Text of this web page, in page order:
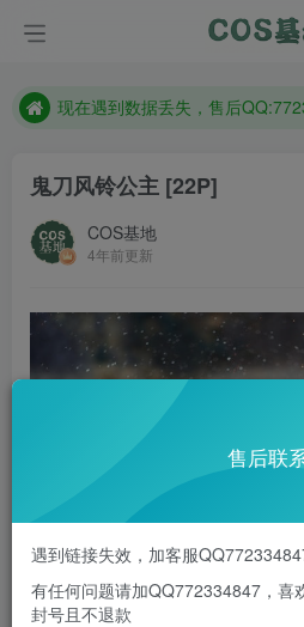
现在遇到数据丢失，售后
防失联：百度搜索《趣画刊》，
鬼刀风铃公主 [22P]
COS基地
4年前更新
售后联
遇到链接失效，加客服
有任何问题请加QQ772334847，喜
封号且不退款